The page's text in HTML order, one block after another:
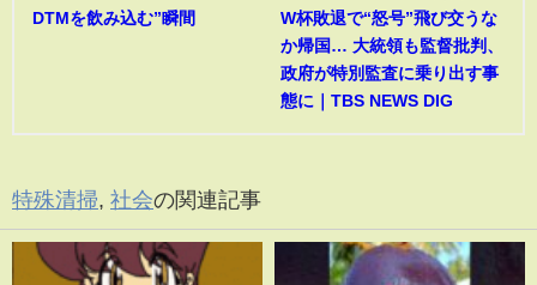
DTMを飲み込む”瞬間
W杯敗退で“怒号”飛び交うな
か帰国… 大統領も監督批判、
政府が特別監査に乗り出す事
態に｜TBS NEWS DIG
特殊清掃, 社会の関連記事